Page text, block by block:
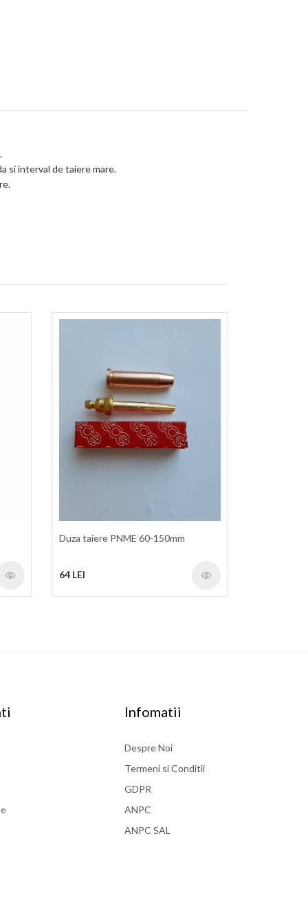
si interval de taiere mare.
Duza taiere PNME 60-150mm
64 LEI
Infomatii
Despre Noi
Termeni si Conditii
GDPR
ANPC
ANPC SAL